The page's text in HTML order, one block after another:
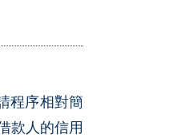
程序相對簡
款人的信用